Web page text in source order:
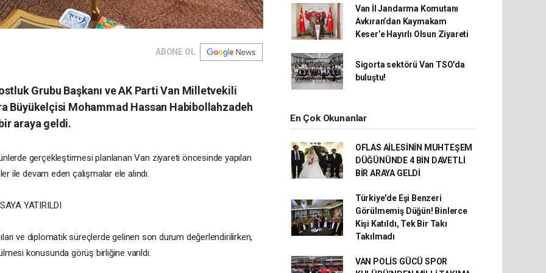
ABONE OL
Grubu Başkanı ve AK Parti Van Milletvekili
Büyükelçisi Mohammad Hassan Habibollahzadeh
araya geldi.
gerçekleştirmesi planlanan Van ziyareti öncesinde yapılan
ile devam eden çalışmalar ele alındı.
YATIRILDI
ve diplomatik süreçlerde gelinen son durum değerlendirilirken,
konusunda görüş birliğine varıldı.
Van İl Jandarma Komutanı
Avkıran’dan Kaymakam
Keser’e Hayırlı Olsun Ziyareti
Sigorta sektörü Van TSO'da
buluştu!
En Çok Okunanlar
OFLAS AİLESİNİN MUHTEŞEM
DÜĞÜNÜNDE 4 BİN DAVETLİ
BİR ARAYA GELDİ
Türkiye'de Eşi Benzeri
Görülmemiş Düğün! Binlerce
Kişi Katıldı, Tek Bir Takı
Takılmadı
VAN POLİS GÜCÜ SPOR